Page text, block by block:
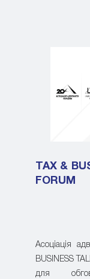
TAX &
FORUM
Асоціація
BUSINESS
для